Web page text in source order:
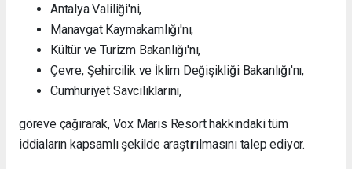
Antalya Valiliği'ni,
Manavgat Kaymakamlığı'nı,
Kültür ve Turizm Bakanlığı'nı,
Çevre, Şehircilik ve İklim Değişikliği Bakanlığı'nı,
Cumhuriyet Savcılıklarını,
göreve çağırarak, Vox Maris Resort hakkındaki tüm
iddiaların kapsamlı şekilde araştırılmasını talep ediyor.